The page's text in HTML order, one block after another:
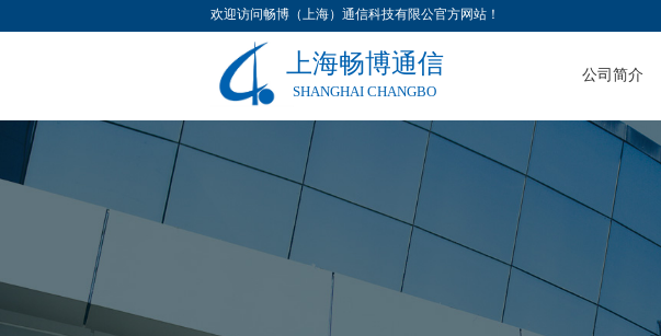
上海畅博通信
SHANGHAI CHANGBO
欢迎访问畅博（上海）通信科技有限公官方网站！
公司简介